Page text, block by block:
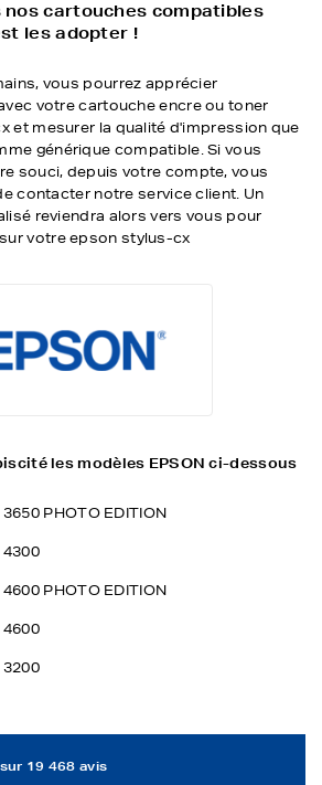
nos cartouches compatibles
les adopter !
vous pourrez apprécier
votre cartouche encre ou toner
et mesurer la qualité d'impression que
générique compatible. Si vous
souci, depuis votre compte, vous
contacter notre service client. Un
reviendra alors vers vous pour
votre epson stylus-cx
les modèles EPSON ci-dessous
PHOTO EDITION
4300
PHOTO EDITION
4600
3200
19 468 avis